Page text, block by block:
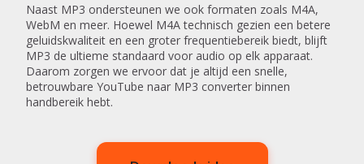
Naast MP3 ondersteunen we ook formaten zoals M4A,
WebM en meer. Hoewel M4A technisch gezien een betere
geluidskwaliteit en een groter frequentiebereik biedt, blijft
MP3 de ultieme standaard voor audio op elk apparaat.
Daarom zorgen we ervoor dat je altijd een snelle,
betrouwbare YouTube naar MP3 converter binnen
handbereik hebt.